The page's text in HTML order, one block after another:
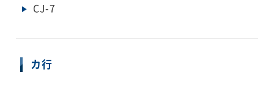
CJ-7
カ行